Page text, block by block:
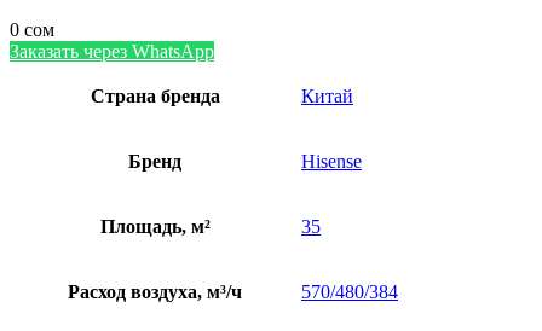
0 сом
Заказать через WhatsApp
Страна бренда Китай
Бренд Hisense
Площадь, м² 35
Расход воздуха, м³/ч 570/480/384